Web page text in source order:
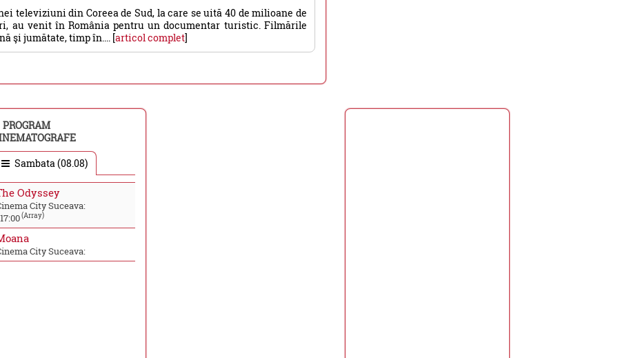
televiziuni din Coreea de Sud, la care se uită 40 de milioane de
au venit în România pentru un documentar turistic. Filmările
şi jumătate, timp în.... [articol complet]
PROGRAM
Sambata (08.08)
Odyssey
City Suceava:
17:00(Array)
City Suceava: